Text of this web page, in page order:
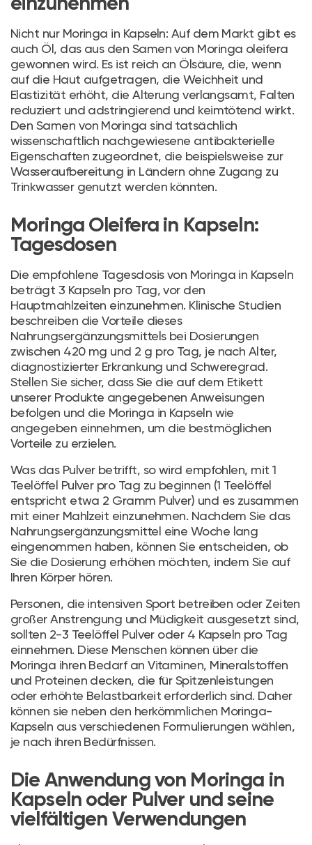
einzunehmen
Nicht nur Moringa in Kapseln: Auf dem Markt gibt es
auch Öl, das aus den Samen von Moringa oleifera
gewonnen wird. Es ist reich an Ölsäure, die, wenn
auf die Haut aufgetragen, die Weichheit und
Elastizität erhöht, die Alterung verlangsamt, Falten
reduziert und adstringierend und keimtötend wirkt.
Den Samen von Moringa sind tatsächlich
wissenschaftlich nachgewiesene antibakterielle
Eigenschaften zugeordnet, die beispielsweise zur
Wasseraufbereitung in Ländern ohne Zugang zu
Trinkwasser genutzt werden könnten.
Moringa Oleifera in Kapseln:
Tagesdosen
Die empfohlene Tagesdosis von Moringa in Kapseln
beträgt 3 Kapseln pro Tag, vor den
Hauptmahlzeiten einzunehmen. Klinische Studien
beschreiben die Vorteile dieses
Nahrungsergänzungsmittels bei Dosierungen
zwischen 420 mg und 2 g pro Tag, je nach Alter,
diagnostizierter Erkrankung und Schweregrad.
Stellen Sie sicher, dass Sie die auf dem Etikett
unserer Produkte angegebenen Anweisungen
befolgen und die Moringa in Kapseln wie
angegeben einnehmen, um die bestmöglichen
Vorteile zu erzielen.
Was das Pulver betrifft, so wird empfohlen, mit 1
Teelöffel Pulver pro Tag zu beginnen (1 Teelöffel
entspricht etwa 2 Gramm Pulver) und es zusammen
mit einer Mahlzeit einzunehmen. Nachdem Sie das
Nahrungsergänzungsmittel eine Woche lang
eingenommen haben, können Sie entscheiden, ob
Sie die Dosierung erhöhen möchten, indem Sie auf
Ihren Körper hören.
Personen, die intensiven Sport betreiben oder Zeiten
großer Anstrengung und Müdigkeit ausgesetzt sind,
sollten 2-3 Teelöffel Pulver oder 4 Kapseln pro Tag
einnehmen. Diese Menschen können über die
Moringa ihren Bedarf an Vitaminen, Mineralstoffen
und Proteinen decken, die für Spitzenleistungen
oder erhöhte Belastbarkeit erforderlich sind. Daher
können sie neben den herkömmlichen Moringa-
Kapseln aus verschiedenen Formulierungen wählen,
je nach ihren Bedürfnissen.
Die Anwendung von Moringa in
Kapseln oder Pulver und seine
vielfältigen Verwendungen